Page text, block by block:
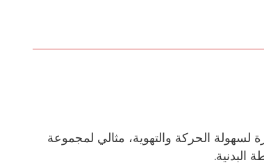
لسهولة الحركة والتهوية، مثالي لمجموعة
البدنية.